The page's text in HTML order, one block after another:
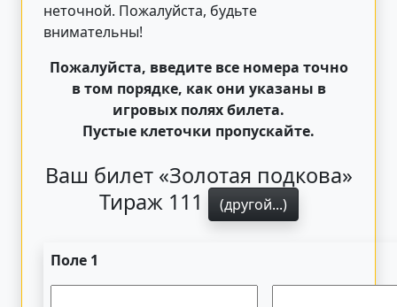
неточной. Пожалуйста, будьте
внимательны!
Пожалуйста, введите все номера точно
в том порядке, как они указаны в
игровых полях билета.
Пустые клеточки пропускайте.
Ваш билет «Золотая подкова»
Тираж 111
(другой...)
Поле 1